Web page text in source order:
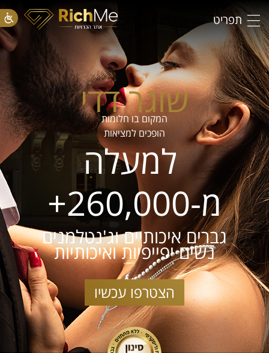
תפריט
שוגר דדי
המקום בו חלומות
הופכים למציאות
למעלה
מ-260,000+
גברים איכותיים וג'נטלמנים
נשים יפייפיות ואיכותיות
הצטרפו עכשיו